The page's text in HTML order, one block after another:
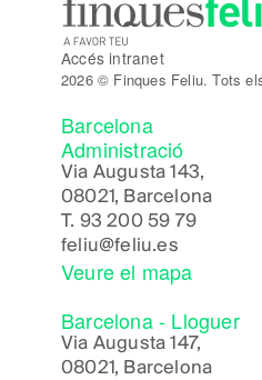
Accés intranet
2026 © Finques Feliu. Tots
Barcelona
Administració
Via Augusta 143,
08021, Barcelona
T. 93 200 59 79
feliu@feliu.es
Veure el mapa
Barcelona - Lloguer
Via Augusta 147,
08021, Barcelona